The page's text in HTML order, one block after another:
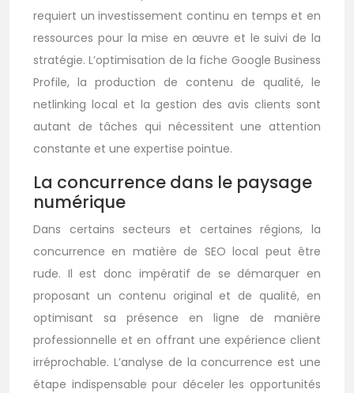
requiert un investissement continu en temps et en
ressources pour la mise en œuvre et le suivi de la
stratégie. L’optimisation de la fiche Google Business
Profile, la production de contenu de qualité, le
netlinking local et la gestion des avis clients sont
autant de tâches qui nécessitent une attention
constante et une expertise pointue.
La concurrence dans le paysage
numérique
Dans certains secteurs et certaines régions, la
concurrence en matière de SEO local peut être
rude. Il est donc impératif de se démarquer en
proposant un contenu original et de qualité, en
optimisant sa présence en ligne de manière
professionnelle et en offrant une expérience client
irréprochable. L’analyse de la concurrence est une
étape indispensable pour déceler les opportunités